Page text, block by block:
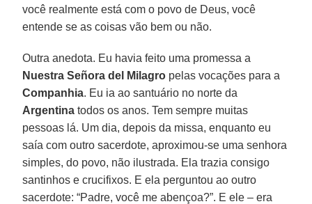
você realmente está com o povo de Deus, você
entende se as coisas vão bem ou não.
Outra anedota. Eu havia feito uma promessa a
Nuestra Señora del Milagro pelas vocações para a
Companhia. Eu ia ao santuário no norte da
Argentina todos os anos. Tem sempre muitas
pessoas lá. Um dia, depois da missa, enquanto eu
saía com outro sacerdote, aproximou-se uma senhora
simples, do povo, não ilustrada. Ela trazia consigo
santinhos e crucifixos. E ela perguntou ao outro
sacerdote: “Padre, você me abençoa?”. E ele – era